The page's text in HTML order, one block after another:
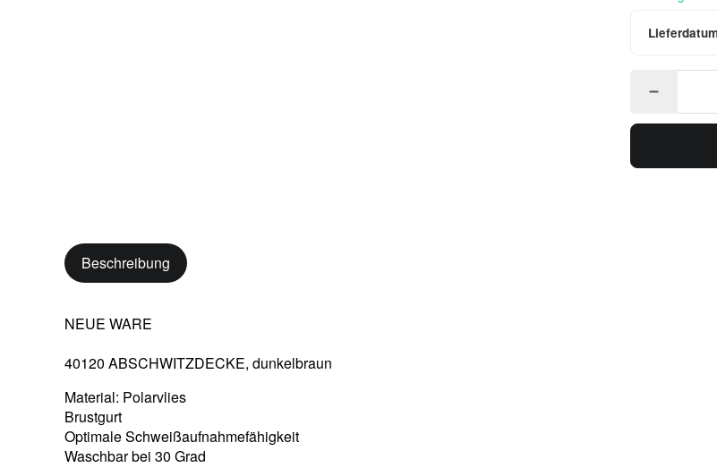
Beschreibung
NEUE WARE
40120 ABSCHWITZDECKE, dunkelbraun
Material: Polarvlies
Brustgurt
Optimale Schweißaufnahmefähigkeit
Waschbar bei 30 Grad